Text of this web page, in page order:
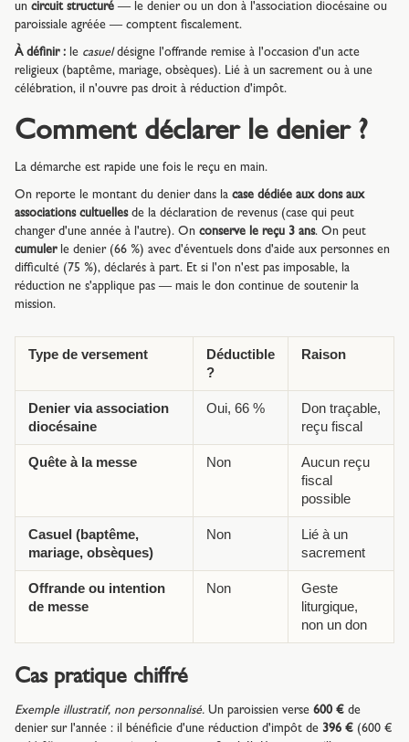
un circuit structuré — le denier ou un don à l'association diocésaine ou
paroissiale agréée — comptent fiscalement.
À définir : le casueldésigne l'offrande remise à l'occasion d'un acte
religieux (baptême, mariage, obsèques). Lié à un sacrement ou à une
célébration, il n'ouvre pas droit à réduction d'impôt.
Comment déclarer le denier ?
La démarche est rapide une fois le reçu en main.
On reporte le montant du denier dans la case dédiée aux dons aux
associations cultuellesde la déclaration de revenus (case qui peut
changer d'une année à l'autre). On conserve le reçu 3 ans. On peut
cumulerle denier (66 %) avec d'éventuels dons d'aide aux personnes en
difficulté (75 %), déclarés à part. Et si l'on n'est pas imposable, la
réduction ne s'applique pas — mais le don continue de soutenir la
mission.
Type de versement
Déductible
?
Raison
Denier via association
diocésaine
Oui, 66 %
Don traçable,
reçu fiscal
Quête à la messe Non
Aucun reçu
fiscal
possible
Casuel (baptême,
mariage, obsèques)
Non
Lié à un
sacrement
Offrande ou intention
de messe
Non
Geste
liturgique,
non un don
Cas pratique chiffré
Exemple illustratif, non personnalisé. Un paroissien verse 600 € de
denier sur l'année : il bénéficie d'une réduction d'impôt de 396 € (600 €